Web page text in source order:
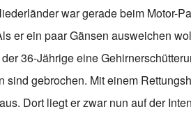
war gerade beim Motor-
er ein paar Gänsen ausweichen
36-Jährige eine
gebrochen. Mit einem
Dort liegt er zwar nun auf der